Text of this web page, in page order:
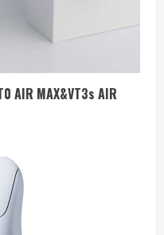
MAX&VT3s AIR